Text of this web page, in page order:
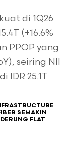
di 1Q26
(+16.6%
PPOP yang
seiring NII
IDR 25.1T
SEMAKIN
FLAT